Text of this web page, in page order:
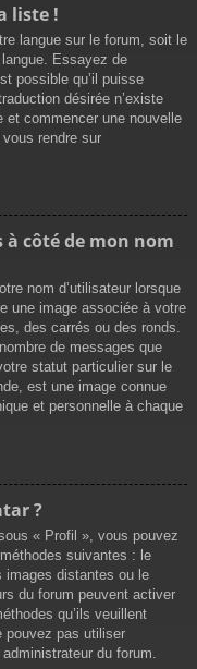
liste !
langue sur le forum, soit le
Essayez de
possible qu’il puisse
désirée n’existe
et commencer une nouvelle
rendre sur
côté de mon nom
nom d’utilisateur lorsque
une image associée à votre
des carrés ou des ronds.
de messages que
statut particulier sur le
est une image connue
et personnelle à chaque
?
« Profil », vous pouvez
suivantes : le
images distantes ou le
du forum peuvent activer
qu’ils veuillent
pouvez pas utiliser
du forum.